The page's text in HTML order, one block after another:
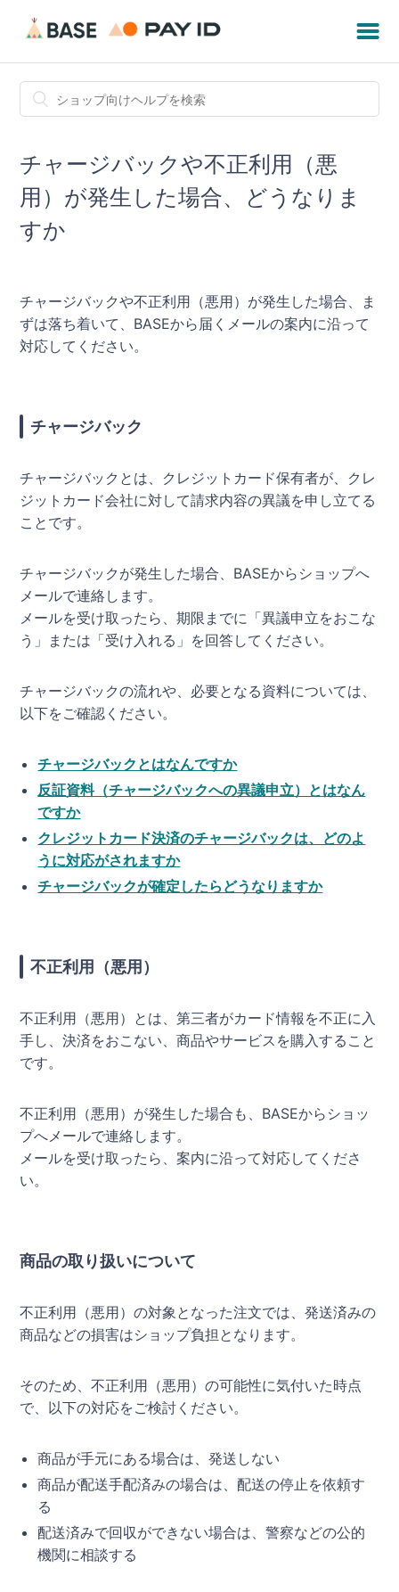
チャージバックや不正利用（悪
用）が発生した場合、どうなりま
すか
チャージバックや不正利用（悪用）が発生した場合、ま
ずは落ち着いて、BASEから届くメールの案内に沿って
対応してください。
チャージバック
チャージバックとは、クレジットカード保有者が、クレ
ジットカード会社に対して請求内容の異議を申し立てる
ことです。
チャージバックが発生した場合、BASEからショップへ
メールで連絡します。
メールを受け取ったら、期限までに「異議申立をおこな
う」または「受け入れる」を回答してください。
チャージバックの流れや、必要となる資料については、
以下をご確認ください。
チャージバックとはなんですか
反証資料（チャージバックへの異議申立）とはなん
ですか
クレジットカード決済のチャージバックは、どのよ
うに対応がされますか
チャージバックが確定したらどうなりますか
不正利用（悪用）
不正利用（悪用）とは、第三者がカード情報を不正に入
手し、決済をおこない、商品やサービスを購入すること
です。
不正利用（悪用）が発生した場合も、BASEからショッ
プへメールで連絡します。
メールを受け取ったら、案内に沿って対応してくださ
い。
商品の取り扱いについて
不正利用（悪用）の対象となった注文では、発送済みの
商品などの損害はショップ負担となります。
そのため、不正利用（悪用）の可能性に気付いた時点
で、以下の対応をご検討ください。
商品が手元にある場合は、発送しない
商品が配送手配済みの場合は、配送の停止を依頼す
る
配送済みで回収ができない場合は、警察などの公的
機関に相談する